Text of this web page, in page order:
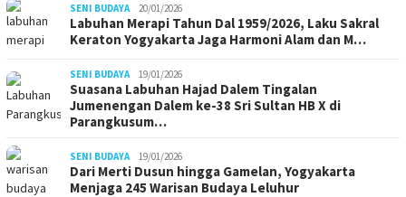
SENI BUDAYA 20/01/2026
Labuhan Merapi Tahun Dal 1959/2026, Laku Sakral
Keraton Yogyakarta Jaga Harmoni Alam dan M…
SENI BUDAYA 19/01/2026
Suasana Labuhan Hajad Dalem Tingalan
Jumenengan Dalem ke-38 Sri Sultan HB X di
Parangkusum…
SENI BUDAYA 19/01/2026
Dari Merti Dusun hingga Gamelan, Yogyakarta
Menjaga 245 Warisan Budaya Leluhur